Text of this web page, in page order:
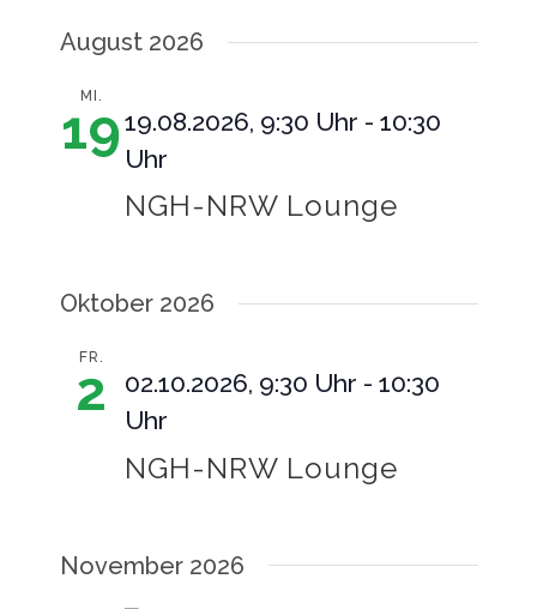
Suche
Datum
wählen.
August 2026
MI.
1919.08.2026, 9:30 Uhr - 10:30
Uhr
NGH-NRW Lounge
Oktober 2026
FR.
2 02.10.2026, 9:30 Uhr - 10:30
Uhr
NGH-NRW Lounge
November 2026